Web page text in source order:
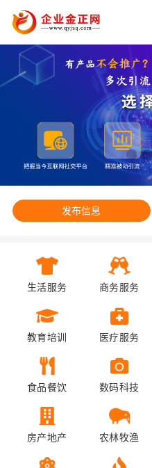
发布信息
生活服务 商务服务
教育培训 医疗服务
食品餐饮 数码科技
房产地产 农林牧渔